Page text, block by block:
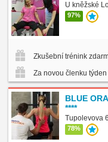
U kněžské
97%
Zkušební trénink
Za novou členku
BLUE
****
Tupolevova
78%